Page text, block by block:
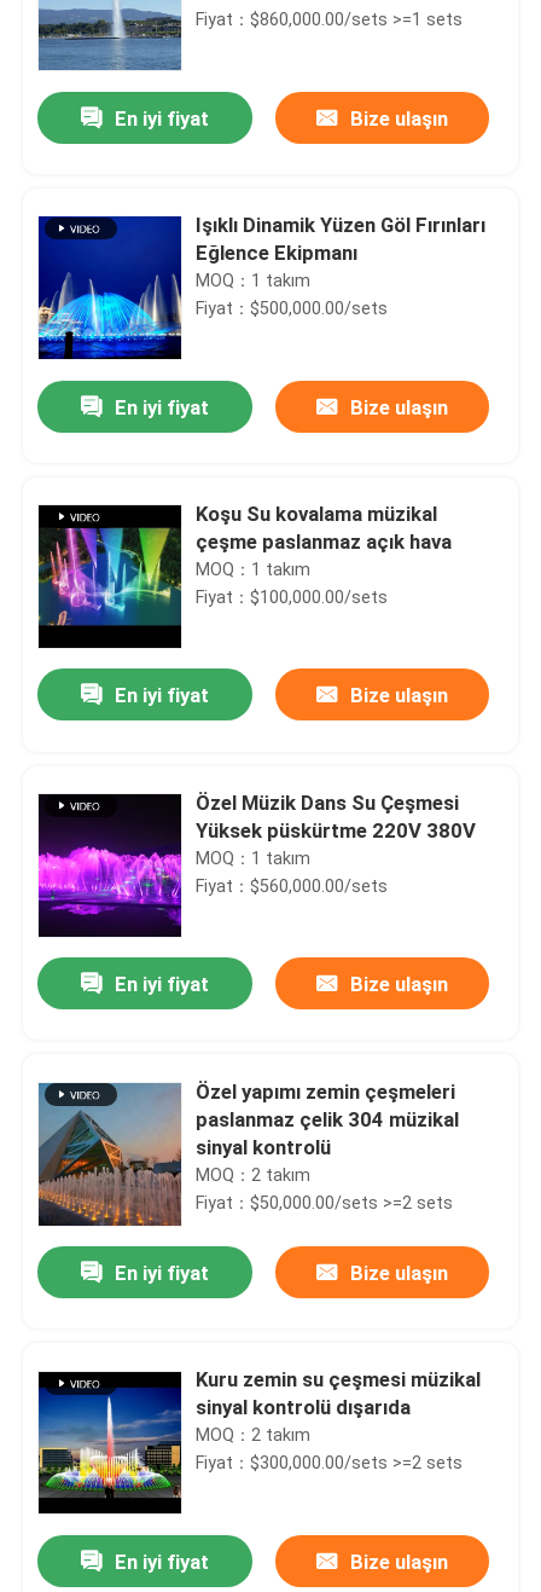
Ana sayfa
Ürünler
Hakkımızda
Fiyat：$860,000.00/sets >=1 sets
En iyi fiyat Bize ulaşın
Işıklı Dinamik Yüzen Göl Fırınları
Eğlence Ekipmanı
MOQ：1 takım
Fiyat：$500,000.00/sets
En iyi fiyat Bize ulaşın
Koşu Su kovalama müzikal
çeşme paslanmaz açık hava
MOQ：1 takım
Fiyat：$100,000.00/sets
En iyi fiyat Bize ulaşın
Özel Müzik Dans Su Çeşmesi
Yüksek püskürtme 220V 380V
MOQ：1 takım
Fiyat：$560,000.00/sets
En iyi fiyat Bize ulaşın
Özel yapımı zemin çeşmeleri
paslanmaz çelik 304 müzikal
sinyal kontrolü
MOQ：2 takım
Fiyat：$50,000.00/sets >=2 sets
En iyi fiyat Bize ulaşın
Kuru zemin su çeşmesi müzikal
sinyal kontrolü dışarıda
MOQ：2 takım
Fiyat：$300,000.00/sets >=2 sets
En iyi fiyat Bize ulaşın
Bahçe su jeti